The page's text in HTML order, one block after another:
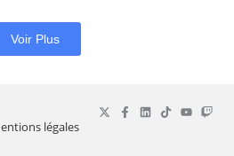
Voir Plus
légales